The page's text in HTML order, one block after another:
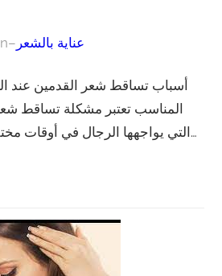
– عناية بالشعر
أسباب تساقط شعر القدمين عند
المناسب تعتبر مشكلة تساقط
التي يواجهها الرجال في أوقات مختلفة من حياتهم. وقد ت…